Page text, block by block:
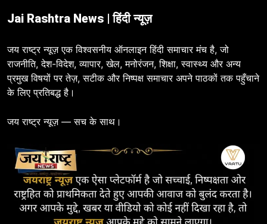
Jai Rashtra News | हिंदी न्यूज़
जय राष्ट्र न्यूज़ एक विश्वसनीय ऑनलाइन हिंदी समाचार मंच है, जो
राजनीति, देश-विदेश, व्यापार, खेल, मनोरंजन, शिक्षा, स्वास्थ्य और अन्य
प्रमुख विषयों पर तेज़, सटीक और निष्पक्ष समाचार अपने पाठकों तक पहुँचाने
के लिए प्रतिबद्ध है।
जय राष्ट्र न्यूज़ — सच के साथ।